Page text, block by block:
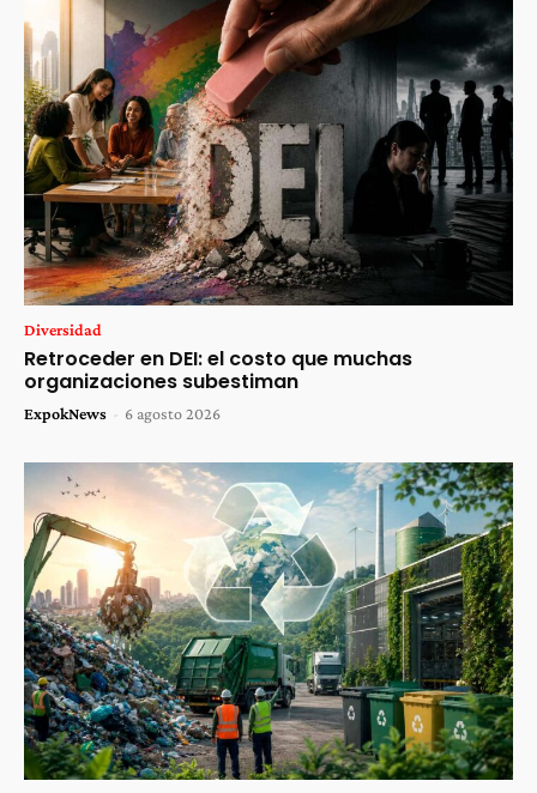
Diversidad
Retroceder en DEI: el costo que muchas
organizaciones subestiman
ExpokNews - 6 agosto 2026